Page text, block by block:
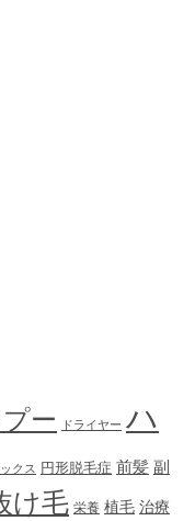
ー ドライヤー ハ
クス 円形脱毛症 前髪 副
け毛 栄養 植毛 治療